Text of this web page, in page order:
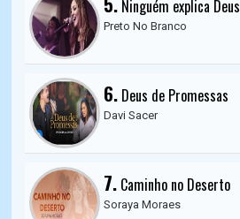
Ninguém explica Deus
Preto No Branco
6. Deus de Promessas
Davi Sacer
7. Caminho no Deserto
Soraya Moraes